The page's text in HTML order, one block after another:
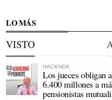
LO MÁS
VISTO
HACIENDA
Los jueces obligan
6.400 millones a
pensionistas